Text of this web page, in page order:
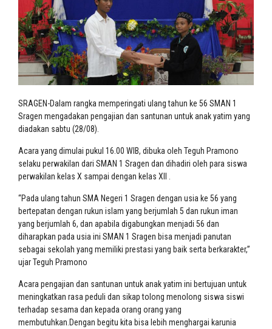
SRAGEN-Dalam rangka memperingati ulang tahun ke 56 SMAN 1
Sragen mengadakan pengajian dan santunan untuk anak yatim yang
diadakan sabtu (28/08).
Acara yang dimulai pukul 16.00 WIB, dibuka oleh Teguh Pramono
selaku perwakilan dari SMAN 1 Sragen dan dihadiri oleh para siswa
perwakilan kelas X sampai dengan kelas XII .
“Pada ulang tahun SMA Negeri 1 Sragen dengan usia ke 56 yang
bertepatan dengan rukun islam yang berjumlah 5 dan rukun iman
yang berjumlah 6, dan apabila digabungkan menjadi 56 dan
diharapkan pada usia ini SMAN 1 Sragen bisa menjadi panutan
sebagai sekolah yang memiliki prestasi yang baik serta berkarakter,”
ujar Teguh Pramono
Acara pengajian dan santunan untuk anak yatim ini bertujuan untuk
meningkatkan rasa peduli dan sikap tolong menolong siswa siswi
terhadap sesama dan kepada orang orang yang
membutuhkan.Dengan begitu kita bisa lebih menghargai karunia